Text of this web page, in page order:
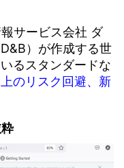
サービス会社 ダ
）が作成する世
るスタンダードな
のリスク回避、新